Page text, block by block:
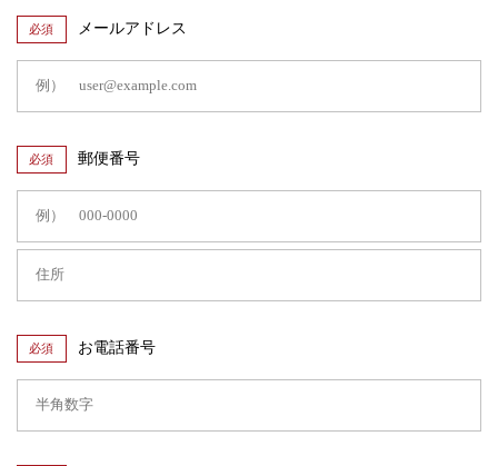
必須 メールアドレス
必須 郵便番号
必須 お電話番号